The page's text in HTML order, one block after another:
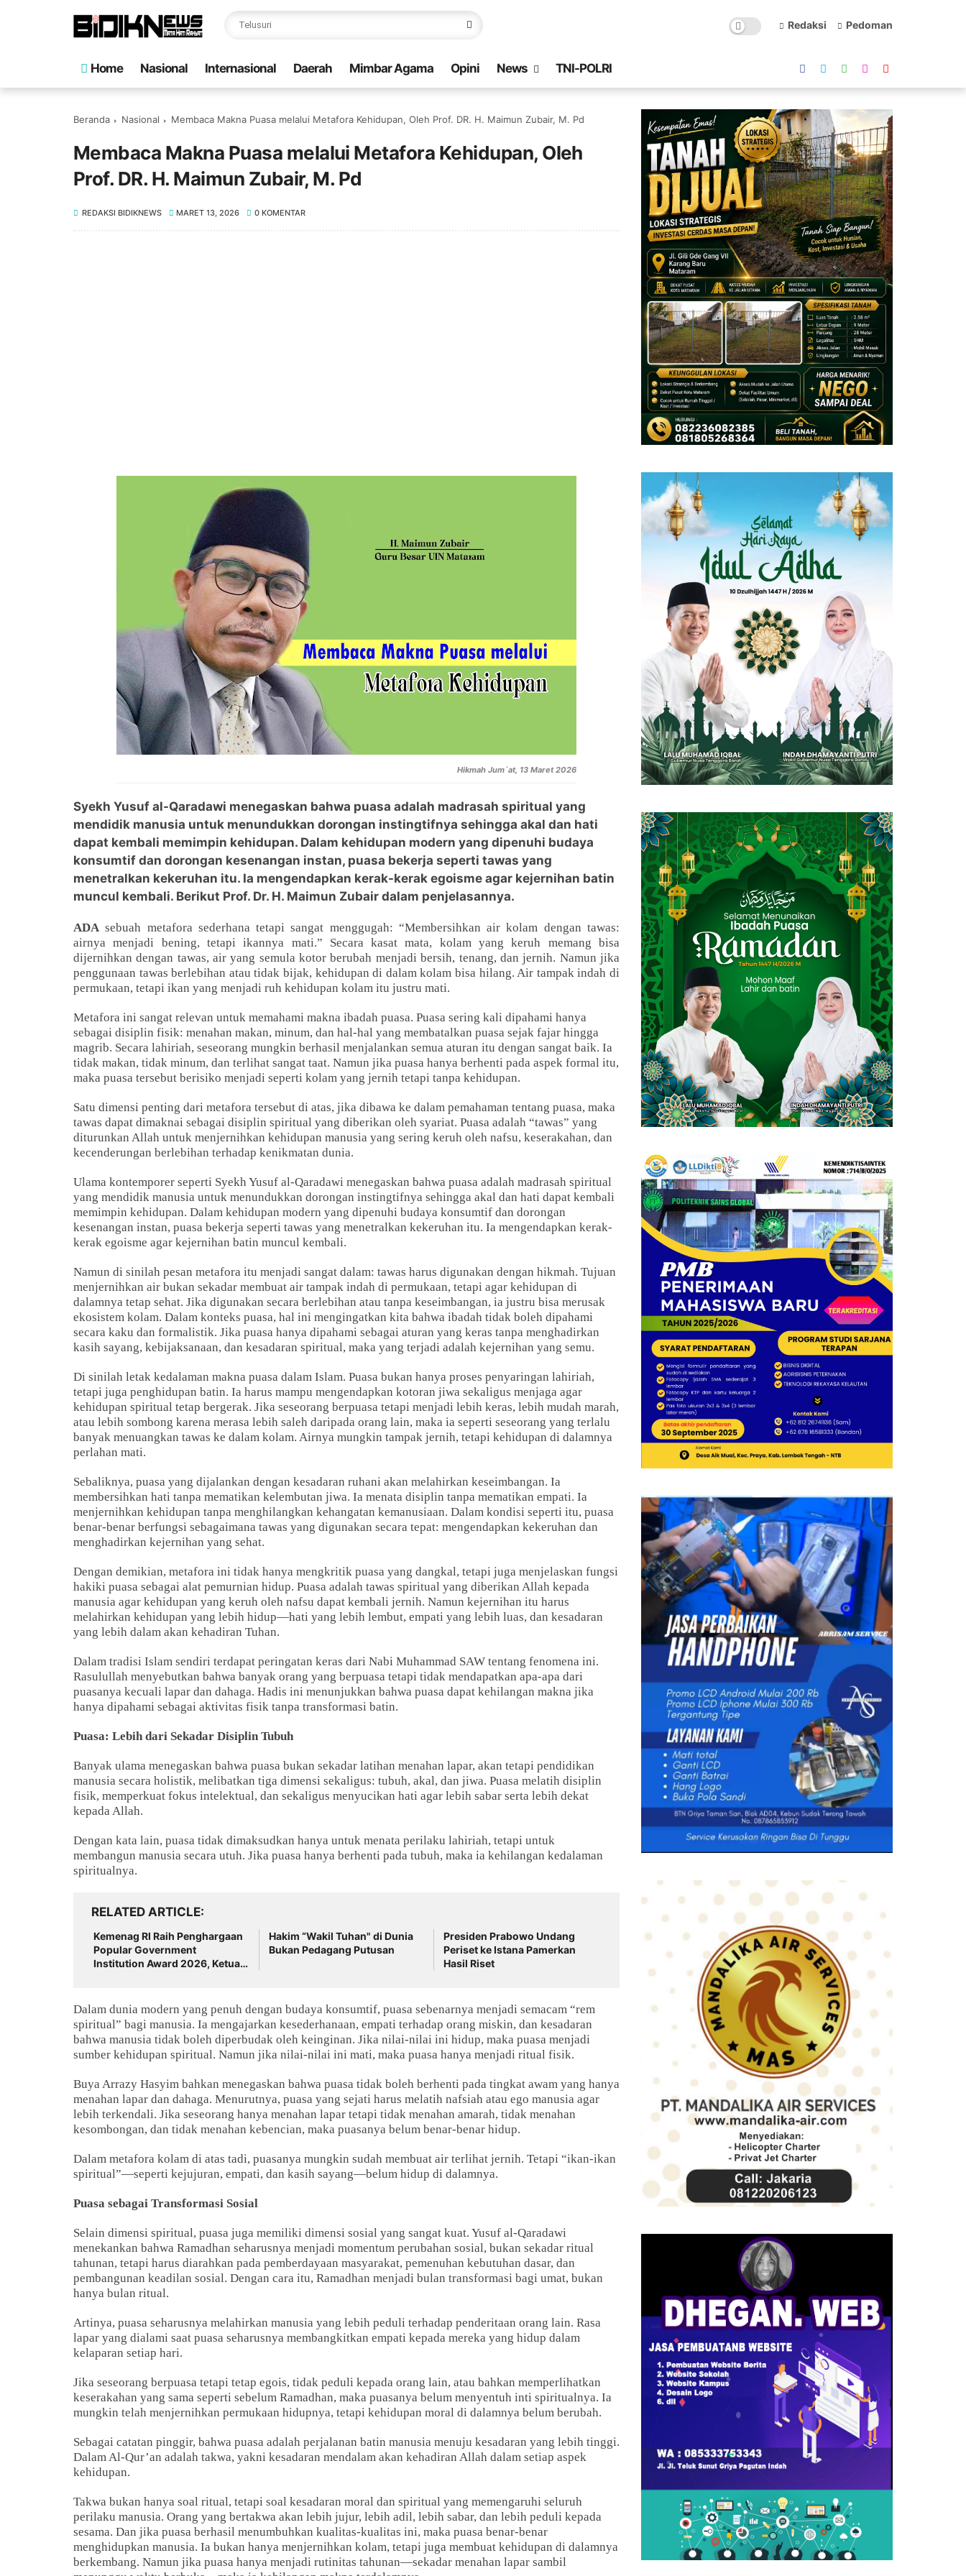
Redaksi Pedoman
Home Nasional Internasional Daerah Mimbar Agama Opini News TNI-POLRI
Beranda Nasional Membaca Makna Puasa melalui Metafora Kehidupan, Oleh Prof. DR. H. Maimun Zubair, M. Pd
Membaca Makna Puasa melalui Metafora Kehidupan, Oleh
Prof. DR. H. Maimun Zubair, M. Pd
REDAKSI BIDIKNEWS MARET 13, 2026 0 KOMENTAR
Hikmah Jum`at, 13 Maret 2026
Syekh Yusuf al-Qaradawi menegaskan bahwa puasa adalah madrasah spiritual yang
mendidik manusia untuk menundukkan dorongan instingtifnya sehingga akal dan hati
dapat kembali memimpin kehidupan. Dalam kehidupan modern yang dipenuhi budaya
konsumtif dan dorongan kesenangan instan, puasa bekerja seperti tawas yang
menetralkan kekeruhan itu. Ia mengendapkan kerak-kerak egoisme agar kejernihan batin
muncul kembali. Berikut Prof. Dr. H. Maimun Zubair dalam penjelasannya.
ADAsebuah metafora sederhana tetapi sangat menggugah: “Membersihkan air kolam dengan tawas:
airnya menjadi bening, tetapi ikannya mati.” Secara kasat mata, kolam yang keruh memang bisa
dijernihkan dengan tawas, air yang semula kotor berubah menjadi bersih, tenang, dan jernih. Namun jika
penggunaan tawas berlebihan atau tidak bijak, kehidupan di dalam kolam bisa hilang. Air tampak indah di
permukaan, tetapi ikan yang menjadi ruh kehidupan kolam itu justru mati.
Metafora ini sangat relevan untuk memahami makna ibadah puasa. Puasa sering kali dipahami hanya
sebagai disiplin fisik: menahan makan, minum, dan hal-hal yang membatalkan puasa sejak fajar hingga
magrib. Secara lahiriah, seseorang mungkin berhasil menjalankan semua aturan itu dengan sangat baik. Ia
tidak makan, tidak minum, dan terlihat sangat taat. Namun jika puasa hanya berhenti pada aspek formal itu,
maka puasa tersebut berisiko menjadi seperti kolam yang jernih tetapi tanpa kehidupan.
Satu dimensi penting dari metafora tersebut di atas, jika dibawa ke dalam pemahaman tentang puasa, maka
tawas dapat dimaknai sebagai disiplin spiritual yang diberikan oleh syariat. Puasa adalah “tawas” yang
diturunkan Allah untuk menjernihkan kehidupan manusia yang sering keruh oleh nafsu, keserakahan, dan
kecenderungan berlebihan terhadap kenikmatan dunia.
Ulama kontemporer seperti Syekh Yusuf al-Qaradawi menegaskan bahwa puasa adalah madrasah spiritual
yang mendidik manusia untuk menundukkan dorongan instingtifnya sehingga akal dan hati dapat kembali
memimpin kehidupan. Dalam kehidupan modern yang dipenuhi budaya konsumtif dan dorongan
kesenangan instan, puasa bekerja seperti tawas yang menetralkan kekeruhan itu. Ia mengendapkan kerak-
kerak egoisme agar kejernihan batin muncul kembali.
Namun di sinilah pesan metafora itu menjadi sangat dalam: tawas harus digunakan dengan hikmah. Tujuan
menjernihkan air bukan sekadar membuat air tampak indah di permukaan, tetapi agar kehidupan di
dalamnya tetap sehat. Jika digunakan secara berlebihan atau tanpa keseimbangan, ia justru bisa merusak
ekosistem kolam. Dalam konteks puasa, hal ini mengingatkan kita bahwa ibadah tidak boleh dipahami
secara kaku dan formalistik. Jika puasa hanya dipahami sebagai aturan yang keras tanpa menghadirkan
kasih sayang, kebijaksanaan, dan kesadaran spiritual, maka yang terjadi adalah kejernihan yang semu.
Di sinilah letak kedalaman makna puasa dalam Islam. Puasa bukan hanya proses penyaringan lahiriah,
tetapi juga penghidupan batin. Ia harus mampu mengendapkan kotoran jiwa sekaligus menjaga agar
kehidupan spiritual tetap bergerak. Jika seseorang berpuasa tetapi menjadi lebih keras, lebih mudah marah,
atau lebih sombong karena merasa lebih saleh daripada orang lain, maka ia seperti seseorang yang terlalu
banyak menuangkan tawas ke dalam kolam. Airnya mungkin tampak jernih, tetapi kehidupan di dalamnya
perlahan mati.
Sebaliknya, puasa yang dijalankan dengan kesadaran ruhani akan melahirkan keseimbangan. Ia
membersihkan hati tanpa mematikan kelembutan jiwa. Ia menata disiplin tanpa mematikan empati. Ia
menjernihkan kehidupan tanpa menghilangkan kehangatan kemanusiaan. Dalam kondisi seperti itu, puasa
benar-benar berfungsi sebagaimana tawas yang digunakan secara tepat: mengendapkan kekeruhan dan
menghadirkan kejernihan yang sehat.
Dengan demikian, metafora ini tidak hanya mengkritik puasa yang dangkal, tetapi juga menjelaskan fungsi
hakiki puasa sebagai alat pemurnian hidup. Puasa adalah tawas spiritual yang diberikan Allah kepada
manusia agar kehidupan yang keruh oleh nafsu dapat kembali jernih. Namun kejernihan itu harus
melahirkan kehidupan yang lebih hidup—hati yang lebih lembut, empati yang lebih luas, dan kesadaran
yang lebih dalam akan kehadiran Tuhan.
Dalam tradisi Islam sendiri terdapat peringatan keras dari Nabi Muhammad SAW tentang fenomena ini.
Rasulullah menyebutkan bahwa banyak orang yang berpuasa tetapi tidak mendapatkan apa-apa dari
puasanya kecuali lapar dan dahaga. Hadis ini menunjukkan bahwa puasa dapat kehilangan makna jika
hanya dipahami sebagai aktivitas fisik tanpa transformasi batin.
Puasa: Lebih dari Sekadar Disiplin Tubuh
Banyak ulama menegaskan bahwa puasa bukan sekadar latihan menahan lapar, akan tetapi pendidikan
manusia secara holistik, melibatkan tiga dimensi sekaligus: tubuh, akal, dan jiwa. Puasa melatih disiplin
fisik, memperkuat fokus intelektual, dan sekaligus menyucikan hati agar lebih sabar serta lebih dekat
kepada Allah.
Dengan kata lain, puasa tidak dimaksudkan hanya untuk menata perilaku lahiriah, tetapi untuk
membangun manusia secara utuh. Jika puasa hanya berhenti pada tubuh, maka ia kehilangan kedalaman
spiritualnya.
RELATED ARTICLE
Kemenag RI Raih Penghargaan
Popular Government
Institution Award 2026, Ketua
Sampaikan Ucapan Selamat
Hakim “Wakil Tuhan" di Dunia
Bukan Pedagang Putusan
Presiden Prabowo Undang
Periset ke Istana Pamerkan
Hasil Riset
Dalam dunia modern yang penuh dengan budaya konsumtif, puasa sebenarnya menjadi semacam “rem
spiritual” bagi manusia. Ia mengajarkan kesederhanaan, empati terhadap orang miskin, dan kesadaran
bahwa manusia tidak boleh diperbudak oleh keinginan. Jika nilai-nilai ini hidup, maka puasa menjadi
sumber kehidupan spiritual. Namun jika nilai-nilai ini mati, maka puasa hanya menjadi ritual fisik.
Buya Arrazy Hasyim bahkan menegaskan bahwa puasa tidak boleh berhenti pada tingkat awam yang hanya
menahan lapar dan dahaga. Menurutnya, puasa yang sejati harus melatih nafsiah atau ego manusia agar
lebih terkendali. Jika seseorang hanya menahan lapar tetapi tidak menahan amarah, tidak menahan
kesombongan, dan tidak menahan kebencian, maka puasanya belum benar-benar hidup.
Dalam metafora kolam di atas tadi, puasanya mungkin sudah membuat air terlihat jernih. Tetapi “ikan-ikan
spiritual”—seperti kejujuran, empati, dan kasih sayang—belum hidup di dalamnya.
Puasa sebagai Transformasi Sosial
Selain dimensi spiritual, puasa juga memiliki dimensi sosial yang sangat kuat. Yusuf al-Qaradawi
menekankan bahwa Ramadhan seharusnya menjadi momentum perubahan sosial, bukan sekadar ritual
tahunan, tetapi harus diarahkan pada pemberdayaan masyarakat, pemenuhan kebutuhan dasar, dan
pembangunan keadilan sosial. Dengan cara itu, Ramadhan menjadi bulan transformasi bagi umat, bukan
hanya bulan ritual.
Artinya, puasa seharusnya melahirkan manusia yang lebih peduli terhadap penderitaan orang lain. Rasa
lapar yang dialami saat puasa seharusnya membangkitkan empati kepada mereka yang hidup dalam
kelaparan setiap hari.
Jika seseorang berpuasa tetapi tetap egois, tidak peduli kepada orang lain, atau bahkan memperlihatkan
keserakahan yang sama seperti sebelum Ramadhan, maka puasanya belum menyentuh inti spiritualnya. Ia
mungkin telah menjernihkan permukaan hidupnya, tetapi kehidupan moral di dalamnya belum berubah.
Sebagai catatan pinggir, bahwa puasa adalah perjalanan batin manusia menuju kesadaran yang lebih tinggi.
Dalam Al-Qur’an adalah takwa, yakni kesadaran mendalam akan kehadiran Allah dalam setiap aspek
kehidupan.
Takwa bukan hanya soal ritual, tetapi soal kesadaran moral dan spiritual yang memengaruhi seluruh
perilaku manusia. Orang yang bertakwa akan lebih jujur, lebih adil, lebih sabar, dan lebih peduli kepada
sesama. Dan jika puasa berhasil menumbuhkan kualitas-kualitas ini, maka puasa benar-benar
menghidupkan manusia. Ia bukan hanya menjernihkan kolam, tetapi juga membuat kehidupan di dalamnya
berkembang. Namun jika puasa hanya menjadi rutinitas tahunan—sekadar menahan lapar sambil